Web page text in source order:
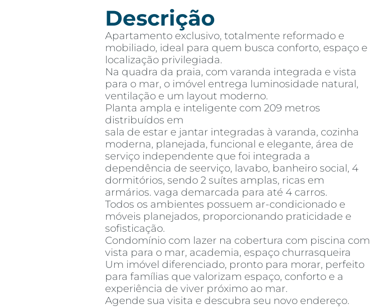
Descrição
Apartamento exclusivo, totalmente reformado e
mobiliado, ideal para quem busca conforto, espaço e
localização privilegiada.
Na quadra da praia, com varanda integrada e vista
para o mar, o imóvel entrega luminosidade natural,
ventilação e um layout moderno.
Planta ampla e inteligente com 209 metros
distribuídos em
sala de estar e jantar integradas à varanda, cozinha
moderna, planejada, funcional e elegante, área de
serviço independente que foi integrada a
dependência de seerviço, lavabo, banheiro social, 4
dormitórios, sendo 2 suítes amplas, ricas em
armários. vaga demarcada para até 4 carros.
Todos os ambientes possuem ar-condicionado e
móveis planejados, proporcionando praticidade e
sofisticação.
Condomínio com lazer na cobertura com piscina com
vista para o mar, academia, espaço churrasqueira
Um imóvel diferenciado, pronto para morar, perfeito
para famílias que valorizam espaço, conforto e a
experiência de viver próximo ao mar.
Agende sua visita e descubra seu novo endereço.